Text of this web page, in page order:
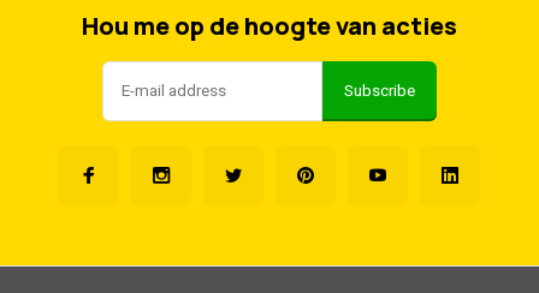
Hou me op de hoogte van acties
Subscribe